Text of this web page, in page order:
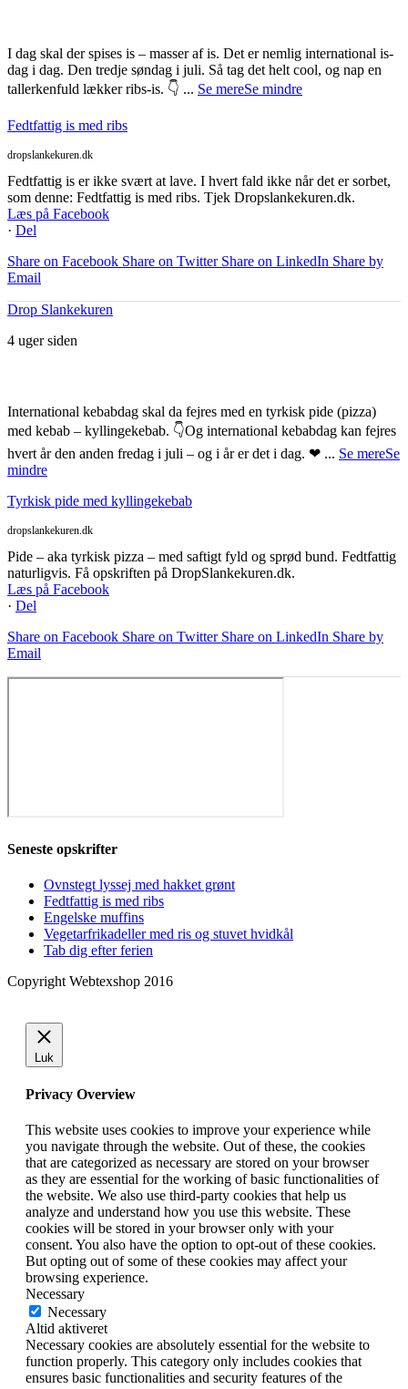
I dag skal der spises is – masser af is. Det er nemlig international is-
dag i dag. Den tredje søndag i juli. Så tag det helt cool, og nap en
tallerkenfuld lækker ribs-is. 👇 ... Se mereSe mindre
Fedtfattig is med ribs
dropslankekuren.dk
Fedtfattig is er ikke svært at lave. I hvert fald ikke når det er sorbet,
som denne: Fedtfattig is med ribs. Tjek Dropslankekuren.dk.
Læs på Facebook
· Del
Share on Facebook Share on Twitter Share on LinkedIn Share by
Email
Drop Slankekuren
4 uger siden
International kebabdag skal da fejres med en tyrkisk pide (pizza)
med kebab – kyllingekebab. 👇Og international kebabdag kan fejres
hvert år den anden fredag i juli – og i år er det i dag. ❤ ... Se mereSe
mindre
Tyrkisk pide med kyllingekebab
dropslankekuren.dk
Pide – aka tyrkisk pizza – med saftigt fyld og sprød bund. Fedtfattig
naturligvis. Få opskriften på DropSlankekuren.dk.
Læs på Facebook
· Del
Share on Facebook Share on Twitter Share on LinkedIn Share by
Email
Seneste opskrifter
Ovnstegt lyssej med hakket grønt
Fedtfattig is med ribs
Engelske muffins
Vegetarfrikadeller med ris og stuvet hvidkål
Tab dig efter ferien
Copyright Webtexshop 2016
Luk
Privacy Overview
This website uses cookies to improve your experience while
you navigate through the website. Out of these, the cookies
that are categorized as necessary are stored on your browser
as they are essential for the working of basic functionalities of
the website. We also use third-party cookies that help us
analyze and understand how you use this website. These
cookies will be stored in your browser only with your
consent. You also have the option to opt-out of these cookies.
But opting out of some of these cookies may affect your
browsing experience.
Necessary
Necessary
Altid aktiveret
Necessary cookies are absolutely essential for the website to
function properly. This category only includes cookies that
ensures basic functionalities and security features of the